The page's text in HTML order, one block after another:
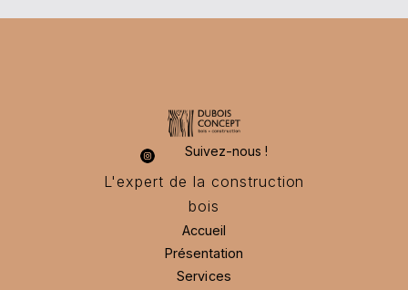
Suivez-nous !
L'expert de la construction
bois
Accueil
Accueil
Présentation
Présentation
Services